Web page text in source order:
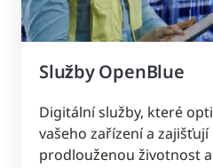
Služby OpenBlue
Digitální služby, které
vašeho zařízení a
prodlouženou životnost